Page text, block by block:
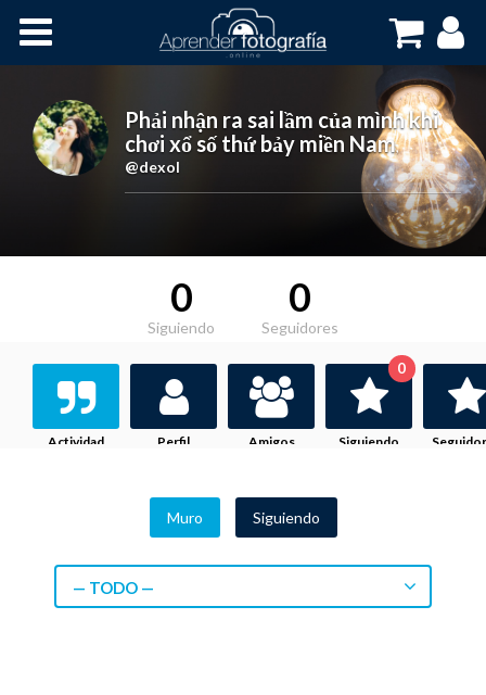
Cursos OnLine
Phải nhận ra sai lầm của mình khi
chơi xổ số thứ bảy miền Nam,
@dexol
0
Siguiendo
0
Seguidores
Actividad Perfil Amigos Siguiendo
0
Muro Siguiendo
— TODO —